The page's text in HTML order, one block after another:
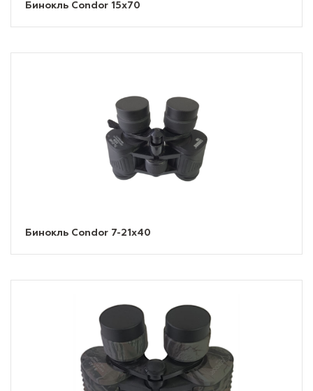
Бинокль Condor 15х70
Бинокль Condor 7-21х40